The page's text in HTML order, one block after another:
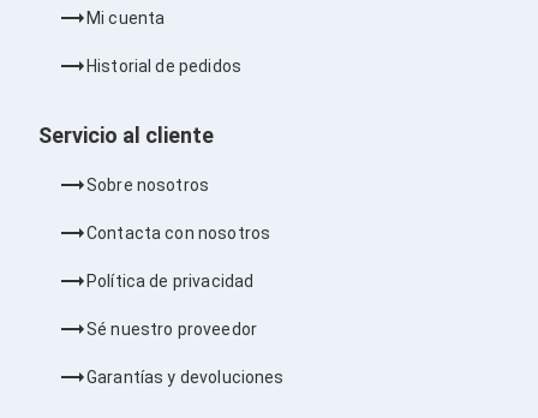
Workstations
Mini PC's
Audio
Micrófonos
Bases para Audífonos
Audífonos Intrauriculares
Bocinas y Bafles
Bocinas para Computadora
Mi cuenta
Historial de pedidos
Servicio al cliente
Sobre nosotros
Contacta con nosotros
Política de privacidad
Sé nuestro proveedor
Garantías y devoluciones